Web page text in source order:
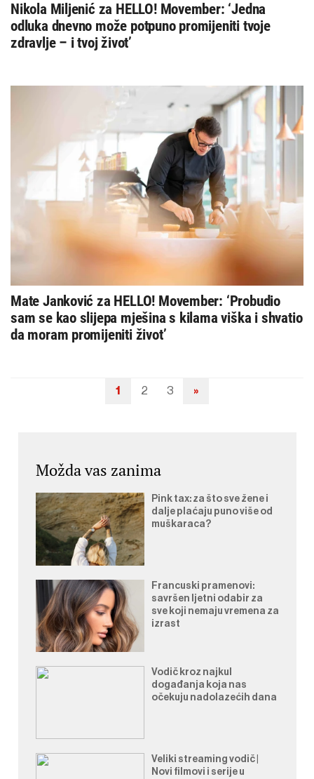
Nikola Miljenić za HELLO! Movember: ‘Jedna
odluka dnevno može potpuno promijeniti tvoje
zdravlje – i tvoj život’
Mate Janković za HELLO! Movember: ‘Probudio
sam se kao slijepa mješina s kilama viška i shvatio
da moram promijeniti život’
Navigacija
1 2 3 »
Možda vas zanima
Pink tax: za što sve žene i
dalje plaćaju puno više od
muškaraca?
Francuski pramenovi:
savršen ljetni odabir za
sve koji nemaju vremena za
izrast
Vodič kroz najkul
događanja koja nas
očekuju nadolazećih dana
Veliki streaming vodič |
Novi filmovi i serije u